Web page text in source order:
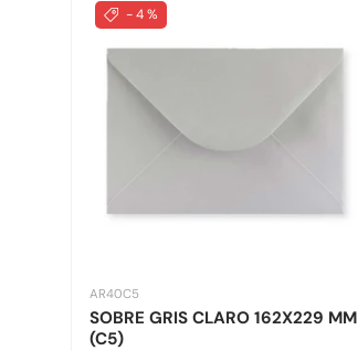
- 4 %
AR40C5
SOBRE GRIS CLARO 162X229 MM
(C5)